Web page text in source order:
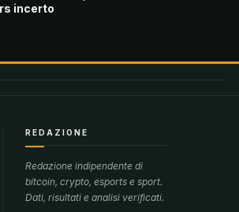
incerto
REDAZIONE
Redazione indipendente di
bitcoin, crypto, esports e sport.
Dati, risultati e analisi verificati.